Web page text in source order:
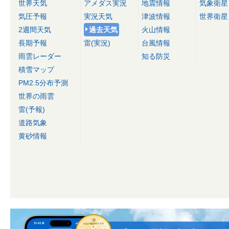
世界天気
気圧予報
2週間天気
長期予報
雨雲レーダー
積雪マップ
PM2.5分布予測
世界の雨雲
雷(予報)
道路気象
黄砂情報
アメダス実況
実況天気
過去天気
雷(実況)
地震情報
津波情報
火山情報
台風情報
知る防災
気象衛星
世界衛星